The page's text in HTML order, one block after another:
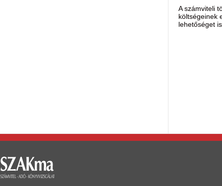
A számviteli
költségeinek
lehetőséget